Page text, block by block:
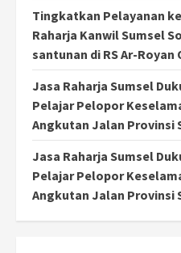
Tingkatkan Pelayanan
Raharja Kanwil Sumsel
santunan di RS Ar-Royan
Jasa Raharja Sumsel
Pelajar Pelopor
Angkutan Jalan Provinsi
Jasa Raharja Sumsel
Pelajar Pelopor
Angkutan Jalan Provinsi